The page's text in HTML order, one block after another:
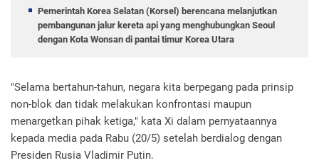
Pemerintah Korea Selatan (Korsel) berencana melanjutkan
pembangunan jalur kereta api yang menghubungkan Seoul
dengan Kota Wonsan di pantai timur Korea Utara
"Selama bertahun-tahun, negara kita berpegang pada prinsip
non-blok dan tidak melakukan konfrontasi maupun
menargetkan pihak ketiga," kata Xi dalam pernyataannya
kepada media pada Rabu (20/5) setelah berdialog dengan
Presiden Rusia Vladimir Putin.